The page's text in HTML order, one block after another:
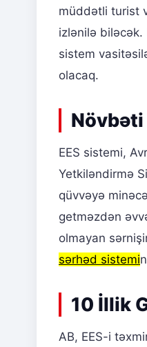
müddətli turist
izlənilə
sistem
olacaq.
Növbəti
EES sistemi,
Yetkiləndirmə
qüvvəyə
getməzdən
olmayan
sərhəd sistemi
10 İllik
AB, EES-i